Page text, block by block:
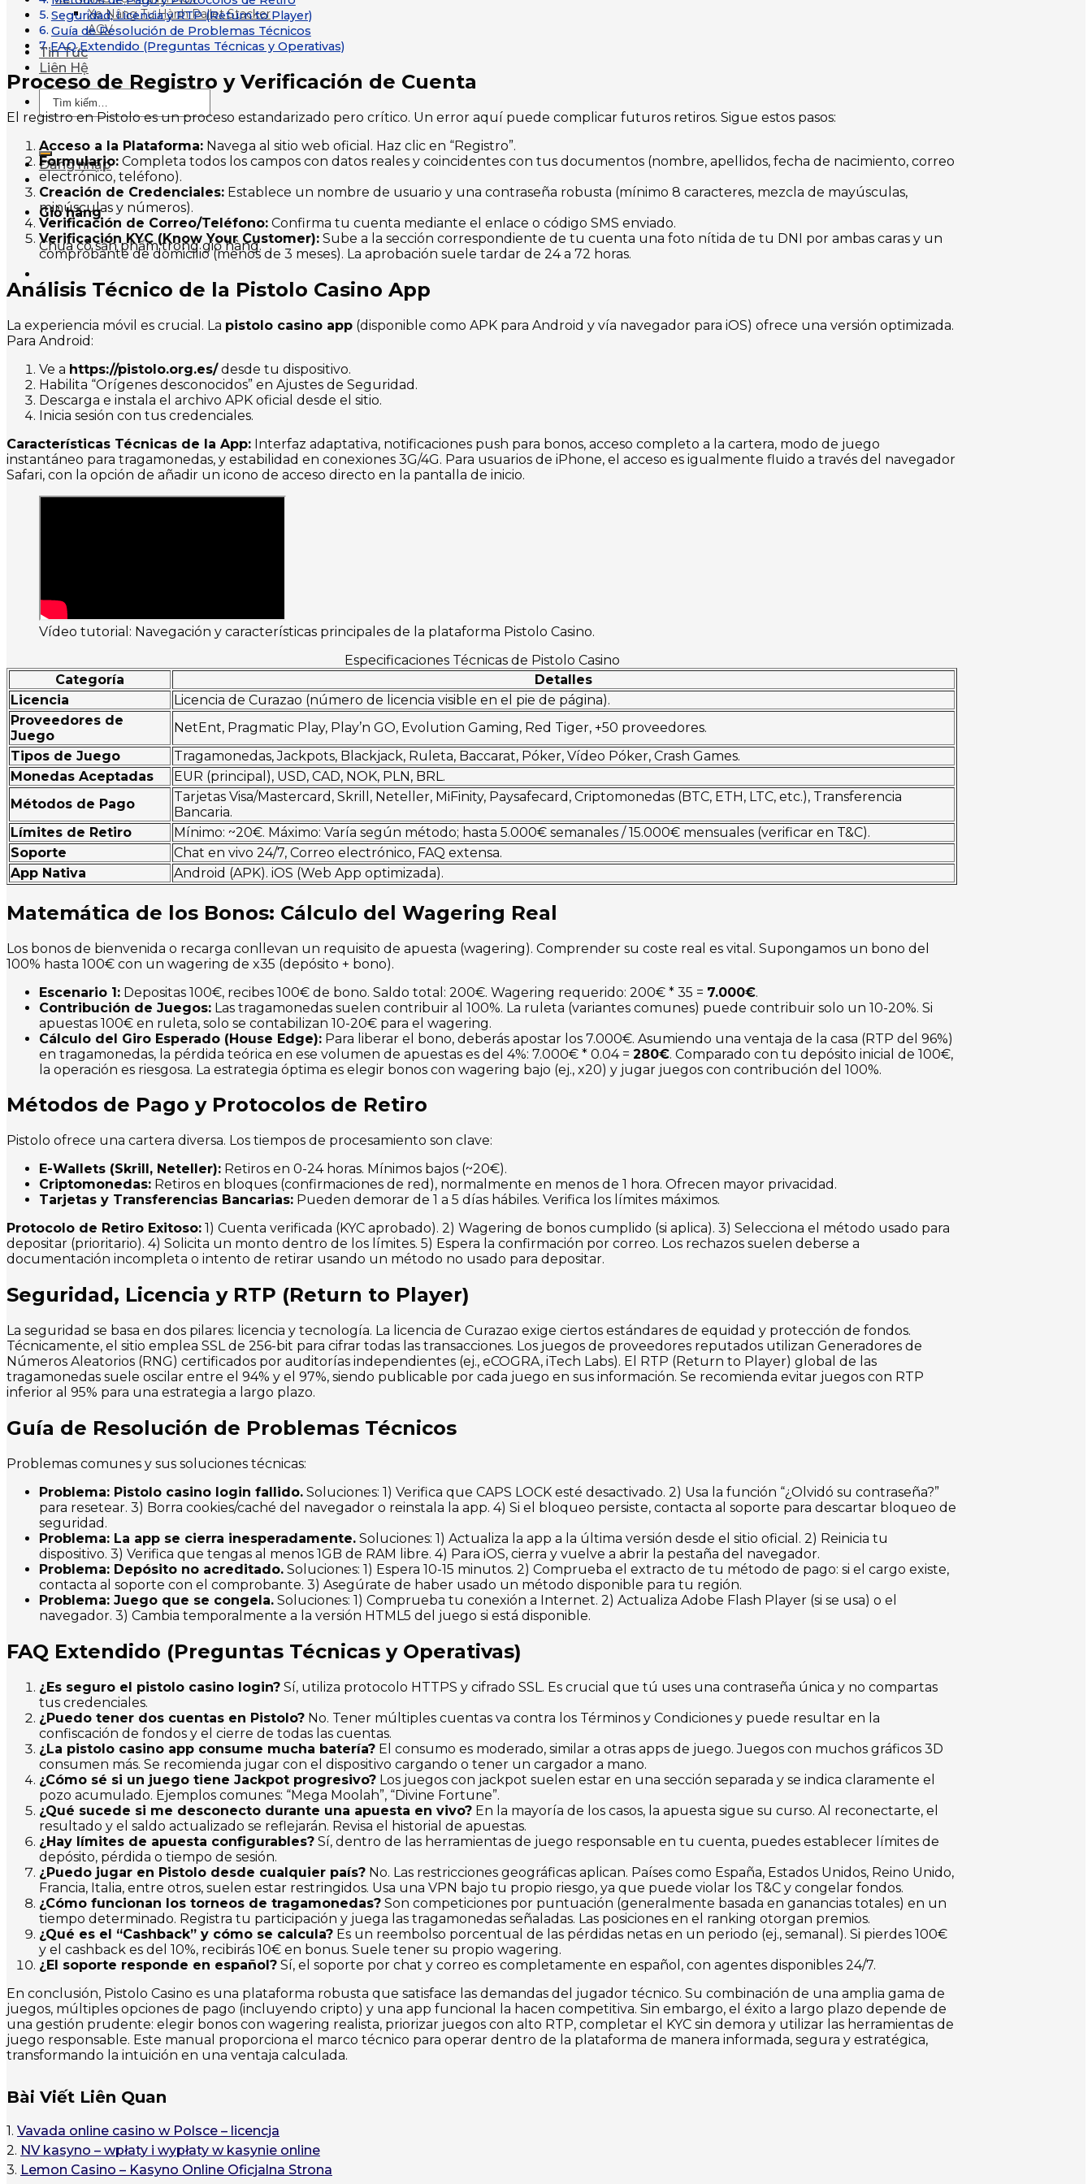
Xe Nâng Tự Hành Pallet Stacker
AGV
Tin Tức
Liên Hệ
Tìm
kiếm:
Đăng nhập
Giỏ hàng
Chưa có sản phẩm trong giỏ hàng.
Seguridad, Licencia y RTP (Return to Player)
Guía de Resolución de Problemas Técnicos
FAQ Extendido (Preguntas Técnicas y Operativas)
Proceso de Registro y Verificación de Cuenta
El registro en Pistolo es un proceso estandarizado pero crítico. Un error aquí puede complicar futuros retiros. Sigue estos pasos:
Acceso a la Plataforma: Navega al sitio web oficial. Haz clic en “Registro”.
Formulario: Completa todos los campos con datos reales y coincidentes con tus documentos (nombre, apellidos, fecha de nacimiento, correo
electrónico, teléfono).
Creación de Credenciales: Establece un nombre de usuario y una contraseña robusta (mínimo 8 caracteres, mezcla de mayúsculas,
minúsculas y números).
Verificación de Correo/Teléfono: Confirma tu cuenta mediante el enlace o código SMS enviado.
Verificación KYC (Know Your Customer): Sube a la sección correspondiente de tu cuenta una foto nítida de tu DNI por ambas caras y un
comprobante de domicilio (menos de 3 meses). La aprobación suele tardar de 24 a 72 horas.
Análisis Técnico de la Pistolo Casino App
La experiencia móvil es crucial. La pistolo casino app (disponible como APK para Android y vía navegador para iOS) ofrece una versión optimizada.
Para Android:
Ve a https://pistolo.org.es/desde tu dispositivo.
Habilita “Orígenes desconocidos” en Ajustes de Seguridad.
Descarga e instala el archivo APK oficial desde el sitio.
Inicia sesión con tus credenciales.
Características Técnicas de la App: Interfaz adaptativa, notificaciones push para bonos, acceso completo a la cartera, modo de juego
instantáneo para tragamonedas, y estabilidad en conexiones 3G/4G. Para usuarios de iPhone, el acceso es igualmente fluido a través del navegador
Safari, con la opción de añadir un icono de acceso directo en la pantalla de inicio.
Vídeo tutorial: Navegación y características principales de la plataforma Pistolo Casino.
Especificaciones Técnicas de Pistolo Casino
Categoría
Detalles
Licencia
Licencia de Curazao (número de licencia visible en el pie de página).
Proveedores de
Juego
NetEnt, Pragmatic Play, Play’n GO, Evolution Gaming, Red Tiger, +50 proveedores.
Tipos de Juego
Tragamonedas, Jackpots, Blackjack, Ruleta, Baccarat, Póker, Vídeo Póker, Crash Games.
Monedas Aceptadas
EUR (principal), USD, CAD, NOK, PLN, BRL.
Métodos de Pago
Tarjetas Visa/Mastercard, Skrill, Neteller, MiFinity, Paysafecard, Criptomonedas (BTC, ETH, LTC, etc.), Transferencia
Bancaria.
Límites de Retiro
Mínimo: ~20€. Máximo: Varía según método; hasta 5.000€ semanales / 15.000€ mensuales (verificar en T&C).
Soporte
Chat en vivo 24/7, Correo electrónico, FAQ extensa.
App Nativa
Android (APK). iOS (Web App optimizada).
Matemática de los Bonos: Cálculo del Wagering Real
Los bonos de bienvenida o recarga conllevan un requisito de apuesta (wagering). Comprender su coste real es vital. Supongamos un bono del
100% hasta 100€ con un wagering de x35 (depósito + bono).
Escenario 1: Depositas 100€, recibes 100€ de bono. Saldo total: 200€. Wagering requerido: 200€ * 35 = 7.000€.
Contribución de Juegos: Las tragamonedas suelen contribuir al 100%. La ruleta (variantes comunes) puede contribuir solo un 10-20%. Si
apuestas 100€ en ruleta, solo se contabilizan 10-20€ para el wagering.
Cálculo del Giro Esperado (House Edge): Para liberar el bono, deberás apostar los 7.000€. Asumiendo una ventaja de la casa (RTP del 96%)
en tragamonedas, la pérdida teórica en ese volumen de apuestas es del 4%: 7.000€ * 0.04 = 280€. Comparado con tu depósito inicial de 100€,
la operación es riesgosa. La estrategia óptima es elegir bonos con wagering bajo (ej., x20) y jugar juegos con contribución del 100%.
Métodos de Pago y Protocolos de Retiro
Pistolo ofrece una cartera diversa. Los tiempos de procesamiento son clave:
E-Wallets (Skrill, Neteller): Retiros en 0-24 horas. Mínimos bajos (~20€).
Criptomonedas: Retiros en bloques (confirmaciones de red), normalmente en menos de 1 hora. Ofrecen mayor privacidad.
Tarjetas y Transferencias Bancarias: Pueden demorar de 1 a 5 días hábiles. Verifica los límites máximos.
Protocolo de Retiro Exitoso: 1) Cuenta verificada (KYC aprobado). 2) Wagering de bonos cumplido (si aplica). 3) Selecciona el método usado para
depositar (prioritario). 4) Solicita un monto dentro de los límites. 5) Espera la confirmación por correo. Los rechazos suelen deberse a
documentación incompleta o intento de retirar usando un método no usado para depositar.
Seguridad, Licencia y RTP (Return to Player)
La seguridad se basa en dos pilares: licencia y tecnología. La licencia de Curazao exige ciertos estándares de equidad y protección de fondos.
Técnicamente, el sitio emplea SSL de 256-bit para cifrar todas las transacciones. Los juegos de proveedores reputados utilizan Generadores de
Números Aleatorios (RNG) certificados por auditorías independientes (ej., eCOGRA, iTech Labs). El RTP (Return to Player) global de las
tragamonedas suele oscilar entre el 94% y el 97%, siendo publicable por cada juego en sus información. Se recomienda evitar juegos con RTP
inferior al 95% para una estrategia a largo plazo.
Guía de Resolución de Problemas Técnicos
Problemas comunes y sus soluciones técnicas:
Problema: Pistolo casino login fallido. Soluciones: 1) Verifica que CAPS LOCK esté desactivado. 2) Usa la función “¿Olvidó su contraseña?”
para resetear. 3) Borra cookies/caché del navegador o reinstala la app. 4) Si el bloqueo persiste, contacta al soporte para descartar bloqueo de
seguridad.
Problema: La app se cierra inesperadamente. Soluciones: 1) Actualiza la app a la última versión desde el sitio oficial. 2) Reinicia tu
dispositivo. 3) Verifica que tengas al menos 1GB de RAM libre. 4) Para iOS, cierra y vuelve a abrir la pestaña del navegador.
Problema: Depósito no acreditado. Soluciones: 1) Espera 10-15 minutos. 2) Comprueba el extracto de tu método de pago: si el cargo existe,
contacta al soporte con el comprobante. 3) Asegúrate de haber usado un método disponible para tu región.
Problema: Juego que se congela. Soluciones: 1) Comprueba tu conexión a Internet. 2) Actualiza Adobe Flash Player (si se usa) o el
navegador. 3) Cambia temporalmente a la versión HTML5 del juego si está disponible.
FAQ Extendido (Preguntas Técnicas y Operativas)
¿Es seguro el pistolo casino login? Sí, utiliza protocolo HTTPS y cifrado SSL. Es crucial que tú uses una contraseña única y no compartas
tus credenciales.
¿Puedo tener dos cuentas en Pistolo? No. Tener múltiples cuentas va contra los Términos y Condiciones y puede resultar en la
confiscación de fondos y el cierre de todas las cuentas.
¿La pistolo casino app consume mucha batería? El consumo es moderado, similar a otras apps de juego. Juegos con muchos gráficos 3D
consumen más. Se recomienda jugar con el dispositivo cargando o tener un cargador a mano.
¿Cómo sé si un juego tiene Jackpot progresivo? Los juegos con jackpot suelen estar en una sección separada y se indica claramente el
pozo acumulado. Ejemplos comunes: “Mega Moolah”, “Divine Fortune”.
¿Qué sucede si me desconecto durante una apuesta en vivo? En la mayoría de los casos, la apuesta sigue su curso. Al reconectarte, el
resultado y el saldo actualizado se reflejarán. Revisa el historial de apuestas.
¿Hay límites de apuesta configurables? Sí, dentro de las herramientas de juego responsable en tu cuenta, puedes establecer límites de
depósito, pérdida o tiempo de sesión.
¿Puedo jugar en Pistolo desde cualquier país? No. Las restricciones geográficas aplican. Países como España, Estados Unidos, Reino Unido,
Francia, Italia, entre otros, suelen estar restringidos. Usa una VPN bajo tu propio riesgo, ya que puede violar los T&C y congelar fondos.
¿Cómo funcionan los torneos de tragamonedas? Son competiciones por puntuación (generalmente basada en ganancias totales) en un
tiempo determinado. Registra tu participación y juega las tragamonedas señaladas. Las posiciones en el ranking otorgan premios.
¿Qué es el “Cashback” y cómo se calcula? Es un reembolso porcentual de las pérdidas netas en un periodo (ej., semanal). Si pierdes 100€
y el cashback es del 10%, recibirás 10€ en bonus. Suele tener su propio wagering.
¿El soporte responde en español? Sí, el soporte por chat y correo es completamente en español, con agentes disponibles 24/7.
En conclusión, Pistolo Casino es una plataforma robusta que satisface las demandas del jugador técnico. Su combinación de una amplia gama de
juegos, múltiples opciones de pago (incluyendo cripto) y una app funcional la hacen competitiva. Sin embargo, el éxito a largo plazo depende de
una gestión prudente: elegir bonos con wagering realista, priorizar juegos con alto RTP, completar el KYC sin demora y utilizar las herramientas de
juego responsable. Este manual proporciona el marco técnico para operar dentro de la plataforma de manera informada, segura y estratégica,
transformando la intuición en una ventaja calculada.
Bài Viết Liên Quan
1. Vavada online casino w Polsce – licencja
2. NV kasyno – wpłaty i wypłaty w kasynie online
3. Lemon Casino – Kasyno Online Oficjalna Strona